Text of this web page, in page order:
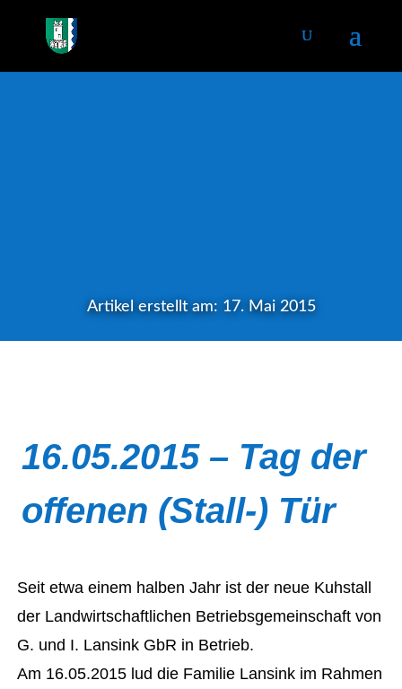
Artikel erstellt am: 17. Mai 2015
16.05.2015 – Tag der
offenen (Stall-) Tür
Seit etwa einem halben Jahr ist der neue Kuhstall
der Landwirtschaftlichen Betriebsgemeinschaft von
G. und I. Lansink GbR in Betrieb.
Am 16.05.2015 lud die Familie Lansink im Rahmen